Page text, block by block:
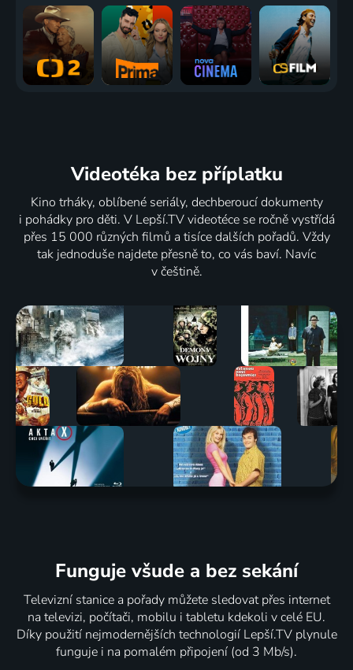
Videotéka bez příplatku
Kino trháky, oblíbené seriály, dechberoucí dokumenty
i pohádky pro děti. V Lepší.TV videotéce se ročně vystřídá
přes 15 000 různých filmů a tisíce dalších pořadů. Vždy
tak jednoduše najdete přesně to, co vás baví. Navíc
v češtině.
Funguje všude a bez sekání
Televizní stanice a pořady můžete sledovat přes internet
na televizi, počítači, mobilu i tabletu kdekoli v celé EU.
Díky použití nejmodernějších technologií Lepší.TV plynule
funguje i na pomalém připojení (od 3 Mb/s).